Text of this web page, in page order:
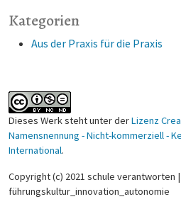
Kategorien
Aus der Praxis für die Praxis
Dieses Werk steht unter derLizenz
Namensnennung - Nicht-kommerziell -
International.
Copyright (c) 2021 schule verantworten |
führungskultur_innovation_autonomie